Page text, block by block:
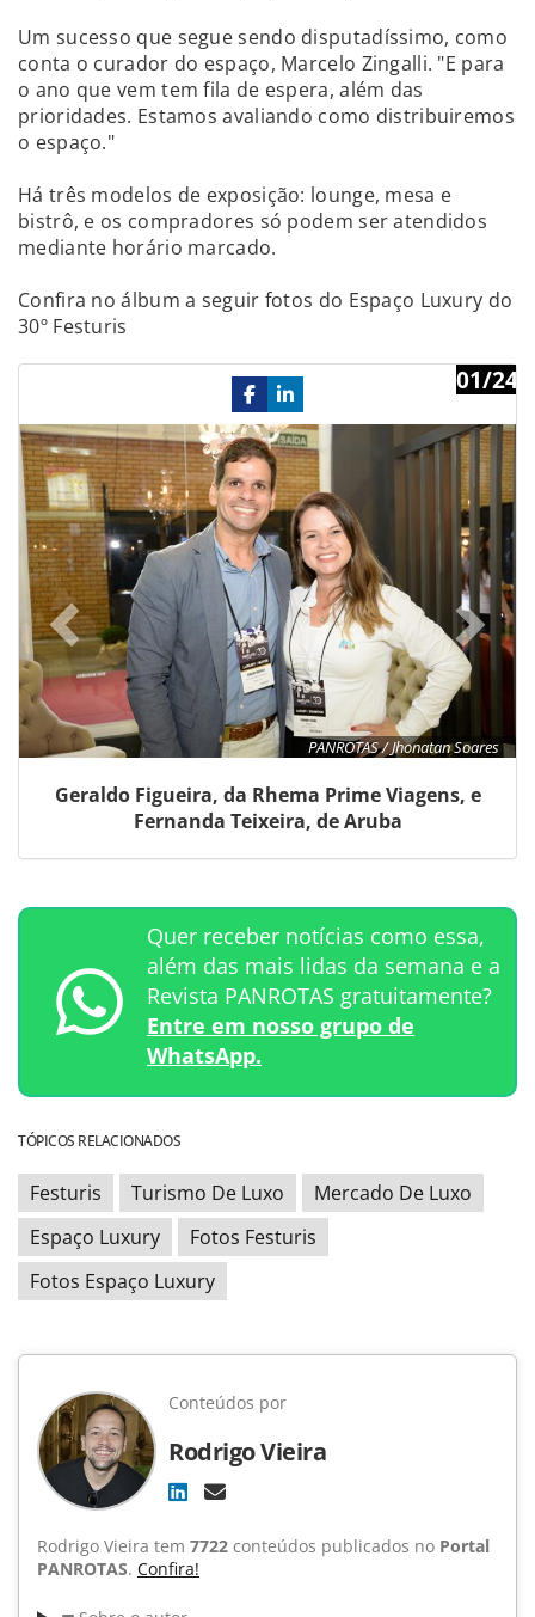
Um sucesso que segue sendo disputadíssimo, como
conta o curador do espaço, Marcelo Zingalli. "E para
o ano que vem tem fila de espera, além das
prioridades. Estamos avaliando como distribuiremos
o espaço."
Há três modelos de exposição: lounge, mesa e
bistrô, e os compradores só podem ser atendidos
mediante horário marcado.
Confira no álbum a seguir fotos do Espaço Luxury do
30º Festuris
PANROTAS / Jhonatan Soares
01/24
Geraldo Figueira, da Rhema Prime Viagens, e
Fernanda Teixeira, de Aruba
Previous
Quer receber notícias como essa,
além das mais lidas da semana e a
Revista PANROTAS gratuitamente?
Entre em nosso grupo de
WhatsApp.
TÓPICOS RELACIONADOS
Festuris Turismo De Luxo
Mercado De Luxo
Espaço Luxury
Fotos Festuris
Fotos Espaço Luxury
Conteúdos por
Rodrigo Vieira
Rodrigo Vieira tem 7722 conteúdos publicados no Portal
PANROTAS. Confira!